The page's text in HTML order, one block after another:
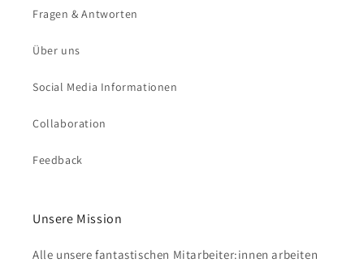
Fragen & Antworten
Über uns
Social Media Informationen
Collaboration
Feedback
Unsere Mission
Alle unsere fantastischen Mitarbeiter:innen arbeiten